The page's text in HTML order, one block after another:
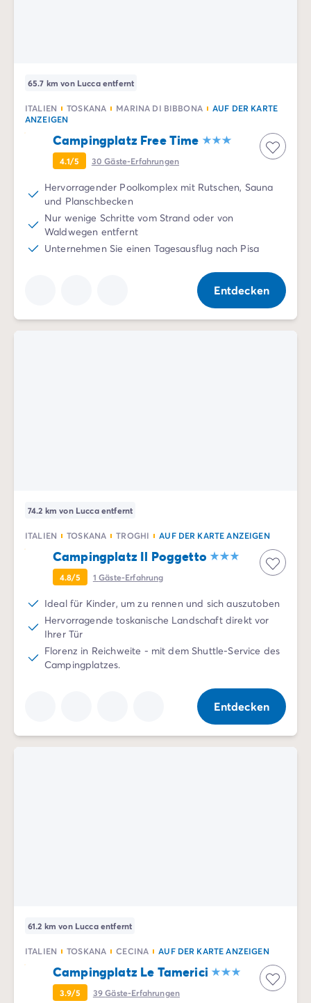
65.7 km von Lucca entfernt
ITALIEN TOSKANA MARINA DI BIBBONA
AUF DER KARTE
ANZEIGEN
Campingplatz Free Time
4.1/5 30Gäste-Erfahrungen
Hervorragender Poolkomplex mit Rutschen, Sauna
und Planschbecken
Nur wenige Schritte vom Strand oder von
Waldwegen entfernt
Unternehmen Sie einen Tagesausflug nach Pisa
Entdecken
74.2 km von Lucca entfernt
ITALIEN TOSKANA TROGHI AUF DER KARTE ANZEIGEN
Campingplatz Il Poggetto
4.8/5 1Gäste-Erfahrung
Ideal für Kinder, um zu rennen und sich auszutoben
Hervorragende toskanische Landschaft direkt vor
Ihrer Tür
Florenz in Reichweite - mit dem Shuttle-Service des
Campingplatzes.
Entdecken
61.2 km von Lucca entfernt
ITALIEN TOSKANA CECINA AUF DER KARTE ANZEIGEN
Campingplatz Le Tamerici
3.9/5 39Gäste-Erfahrungen